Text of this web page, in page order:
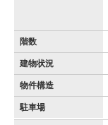
階数
建物状況
物件構造
駐車場